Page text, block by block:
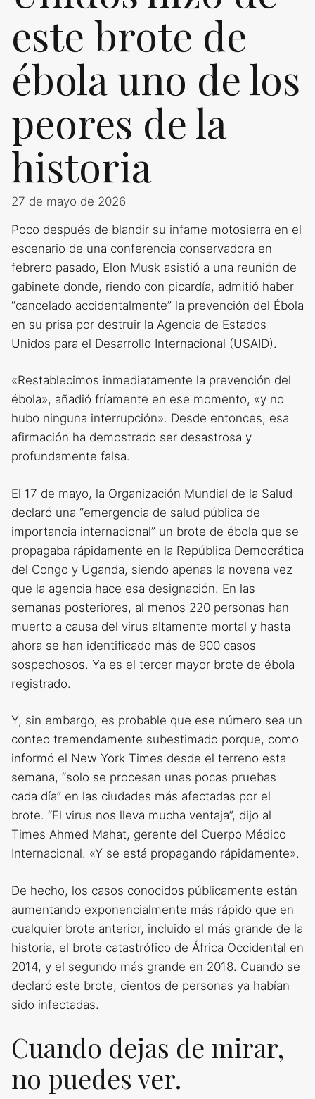
este brote de
ébola uno de los
peores de la
historia
27 de mayo de 2026
Poco después de blandir su infame motosierra en el
escenario de una conferencia conservadora en
febrero pasado, Elon Musk asistió a una reunión de
gabinete donde, riendo con picardía, admitió haber
“cancelado accidentalmente” la prevención del Ébola
en su prisa por destruir la Agencia de Estados
Unidos para el Desarrollo Internacional (USAID).
«Restablecimos inmediatamente la prevención del
ébola», añadió fríamente en ese momento, «y no
hubo ninguna interrupción». Desde entonces, esa
afirmación ha demostrado ser desastrosa y
profundamente falsa.
El 17 de mayo, la Organización Mundial de la Salud
declaró una “emergencia de salud pública de
importancia internacional” un brote de ébola que se
propagaba rápidamente en la República Democrática
del Congo y Uganda, siendo apenas la novena vez
que la agencia hace esa designación. En las
semanas posteriores, al menos 220 personas han
muerto a causa del virus altamente mortal y hasta
ahora se han identificado más de 900 casos
sospechosos. Ya es el tercer mayor brote de ébola
registrado.
Y, sin embargo, es probable que ese número sea un
conteo tremendamente subestimado porque, como
informó el New York Times desde el terreno esta
semana, “solo se procesan unas pocas pruebas
cada día” en las ciudades más afectadas por el
brote. “El virus nos lleva mucha ventaja”, dijo al
Times Ahmed Mahat, gerente del Cuerpo Médico
Internacional. «Y se está propagando rápidamente».
De hecho, los casos conocidos públicamente están
aumentando exponencialmente más rápido que en
cualquier brote anterior, incluido el más grande de la
historia, el brote catastrófico de África Occidental en
2014, y el segundo más grande en 2018. Cuando se
declaró este brote, cientos de personas ya habían
sido infectadas.
Cuando dejas de mirar,
no puedes ver.